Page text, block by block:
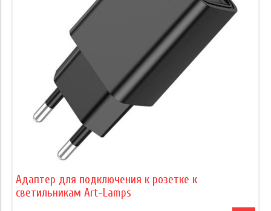
Адаптер для подключения к розетке к
светильникам Art-Lamps